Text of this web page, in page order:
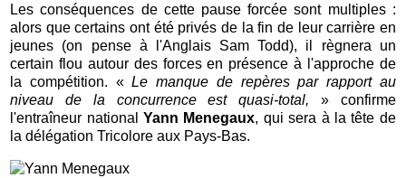
Les conséquences de cette pause forcée sont multiples :
alors que certains ont été privés de la fin de leur carrière en
jeunes (on pense à l'Anglais Sam Todd), il règnera un
certain flou autour des forces en présence à l'approche de
la compétition. «Le manque de repères par rapport au
niveau de la concurrence est quasi-total, » confirme
l'entraîneur national Yann Menegaux, qui sera à la tête de
la délégation Tricolore aux Pays-Bas.